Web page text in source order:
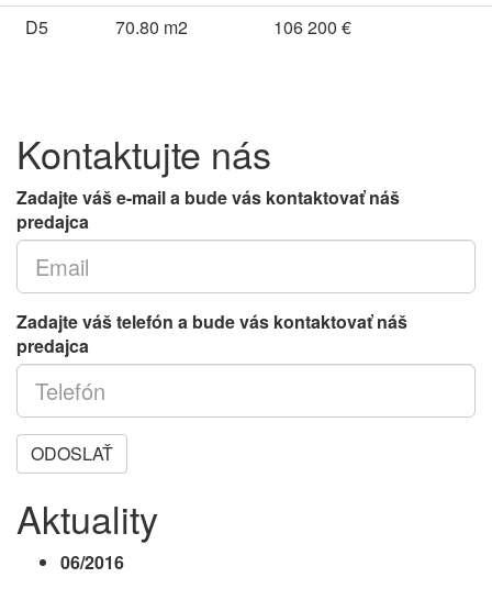
D5
70.80 m2 106 200 €
Kontaktujte nás
Zadajte váš e-mail a bude vás kontaktovať náš
predajca
Zadajte váš telefón a bude vás kontaktovať náš
predajca
ODOSLAŤ
Aktuality
06/2016